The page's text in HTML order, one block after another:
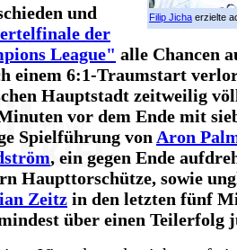
Filip Jicha erzielte
und
der
League" alle Chancen
einem 6:1-Traumstart
Hauptstadt zeitweilig
vor dem Ende mit
Spielführung von Aron
, ein gegen Ende
Haupttorschütze, sowie
Zeitz in den letzten fünf
über einen Teilerfolg